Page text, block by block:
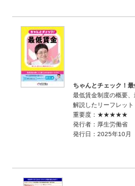
ちゃんとチェック！
最低賃金制度の概要
解説したリーフレット
重要度：★★★★★
発行者：厚生労働省
発行日：2025年10月